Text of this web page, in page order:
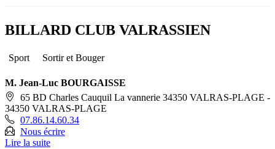
BILLARD CLUB VALRASSIEN
Sport Sortir et Bouger
M. Jean-Luc BOURGAISSE
65 BD Charles Cauquil La vannerie 34350 VALRAS-PLAGE -
34350 VALRAS-PLAGE
07.86.14.60.34
Nous écrire
Lire la suite